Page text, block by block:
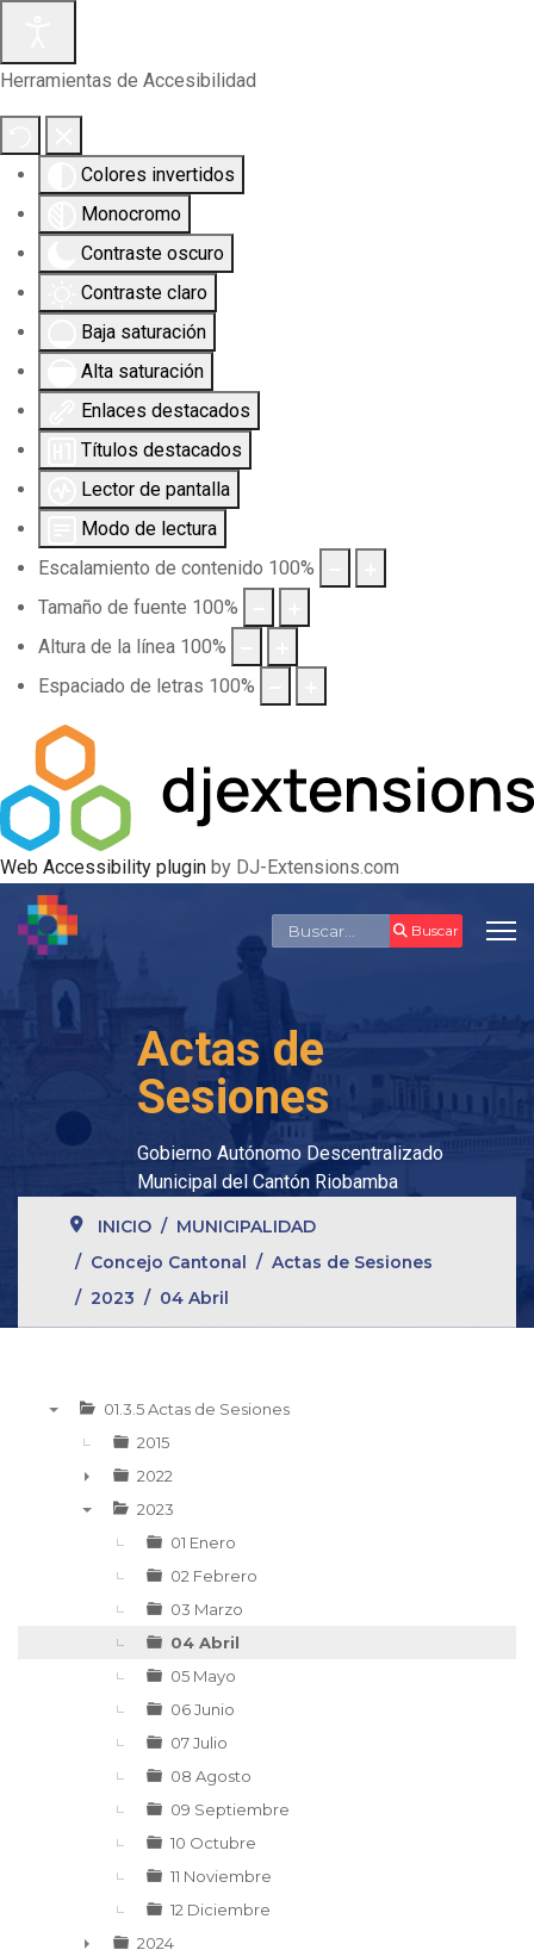
Herramientas de Accesibilidad
Colores invertidos
Monocromo
Contraste oscuro
Contraste claro
Baja saturación
Alta saturación
Enlaces destacados
Títulos destacados
Lector de pantalla
Modo de lectura
Escalamiento de contenido 100%
Tamaño de fuente 100%
Altura de la línea 100%
Espaciado de letras 100%
Web Accessibility plugin by DJ-Extensions.com
Buscar Buscar
Actas de
Sesiones
Gobierno Autónomo Descentralizado
Municipal del Cantón Riobamba
INICIO
MUNICIPALIDAD
Concejo Cantonal
Actas de Sesiones
2023
04 Abril
01.3.5 Actas de Sesiones
2015
►
2022
2023
01 Enero
02 Febrero
03 Marzo
04 Abril
05 Mayo
06 Junio
07 Julio
08 Agosto
09 Septiembre
10 Octubre
11 Noviembre
12 Diciembre
2024